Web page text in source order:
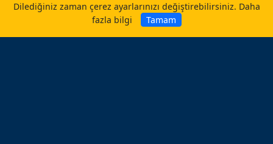
caliskanlab.com
Dilediğiniz zaman çerez ayarlarınızı değiştirebilirsiniz. Daha
fazla bilgi
Tamam